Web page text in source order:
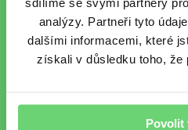
analýzy. Partneři tyto
dalšími informacemi, které
získali v důsledku toho, že
Povolit
Chci každý pátek
finančního světa